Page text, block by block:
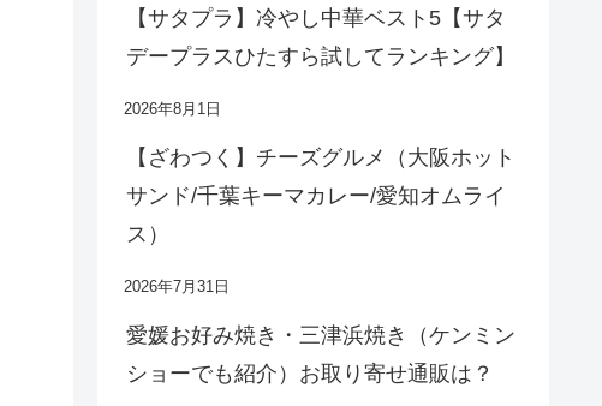
【サタプラ】冷やし中華ベスト5【サタ
デープラスひたすら試してランキング】
2026年8月1日
【ざわつく】チーズグルメ（大阪ホット
サンド/千葉キーマカレー/愛知オムライ
ス）
2026年7月31日
愛媛お好み焼き・三津浜焼き（ケンミン
ショーでも紹介）お取り寄せ通販は？